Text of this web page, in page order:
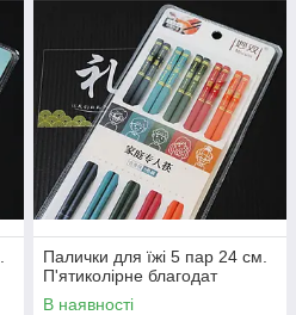
Палички для їжі 5 пар 24 см.
П'ятиколірне благодат
В наявності